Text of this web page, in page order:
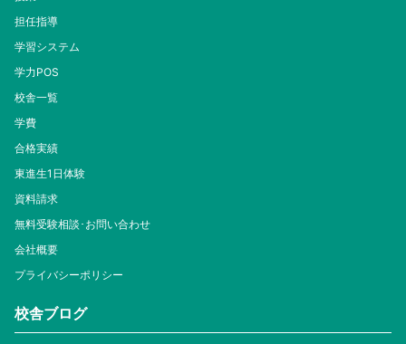
担任指導
学習システム
学力POS
校舎一覧
学費
合格実績
東進生1日体験
資料請求
無料受験相談･お問い合わせ
会社概要
プライバシーポリシー
校舎ブログ